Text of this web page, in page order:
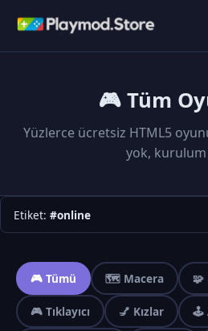
🎮 Tüm
Yüzlerce ücretsiz HTML5
yok, kurulum
Etiket: #online
🎮 Tümü 🗺️ Macera 🧩
🎮 Tıklayıcı 💅 Kızlar 🕹️